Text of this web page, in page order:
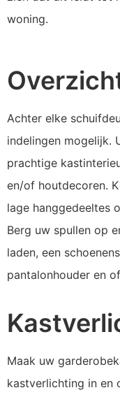
woning.
Achter elke
indelingen mogelijk.
prachtige
en/of houtdecoren.
lage hanggedeeltes
Berg uw spullen op
laden, een
pantalonhouder en
Maak uw
kastverlichting in en